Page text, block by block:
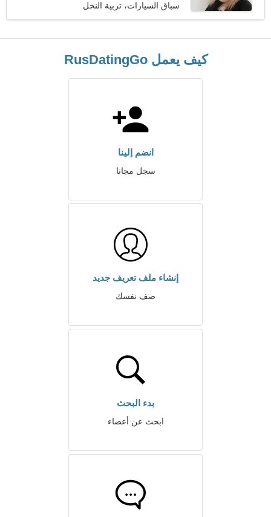
سباق السيارات، تربية النحل
كيف يعمل RusDatingGo
انضم إلينا
سجل مجانا
إنشاء ملف تعريف جديد
صف نفسك
بدء البحث
ابحث عن أعضاء